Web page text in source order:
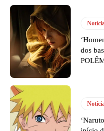
dos